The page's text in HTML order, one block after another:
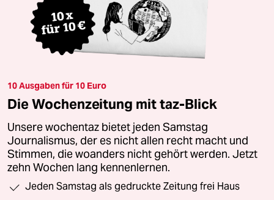
10 Ausgaben für 10 Euro
Die Wochenzeitung mit taz-Blick
Unsere wochentaz bietet jeden Samstag
Journalismus, der es nicht allen recht macht und
Stimmen, die woanders nicht gehört werden. Jetzt
zehn Wochen lang kennenlernen.
Jeden Samstag als gedruckte Zeitung frei Haus